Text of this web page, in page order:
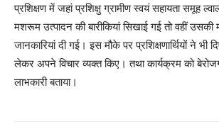
प्रशिक्षण में जहां प्रशिक्षु ग्रामीण स्वयं सहायता समूह
मशरूम उत्पादन की बारीकियां सिखाई गई तो वहीं उसकी
जानकारियां दी गई। इस मौके पर प्रशिक्षणार्थियों ने भी
लेकर अपने विचार व्यक्त किए। तथा कार्यक्रम को
लाभकारी बताया।